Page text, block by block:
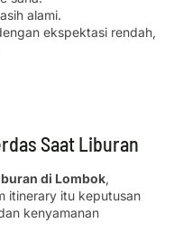
alami.
ekspektasi rendah,
Saat Liburan
di Lombok,
itinerary itu keputusan
kenyamanan